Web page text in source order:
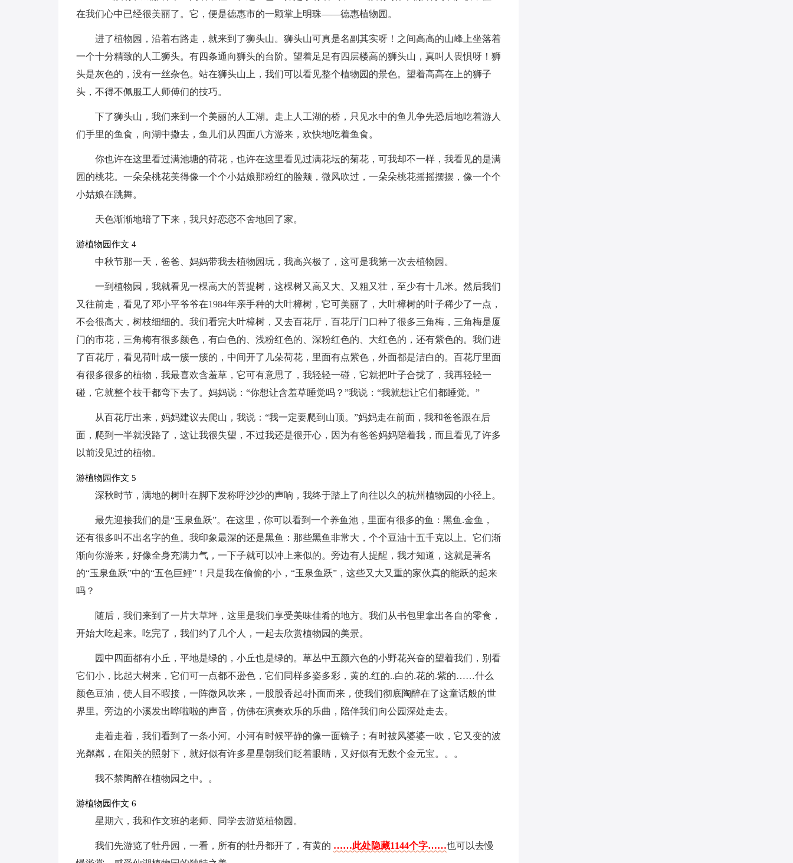
在我们心中已经很美丽了。它，便是德惠市的一颗掌上明珠——德惠植物园。
进了植物园，沿着右路走，就来到了狮头山。狮头山可真是名副其实呀！之间高高的山峰上坐落着
一个十分精致的人工狮头。有四条通向狮头的台阶。望着足足有四层楼高的狮头山，真叫人畏惧呀！狮
头是灰色的，没有一丝杂色。站在狮头山上，我们可以看见整个植物园的景色。望着高高在上的狮子
头，不得不佩服工人师傅们的技巧。
下了狮头山，我们来到一个美丽的人工湖。走上人工湖的桥，只见水中的鱼儿争先恐后地吃着游人
们手里的鱼食，向湖中撒去，鱼儿们从四面八方游来，欢快地吃着鱼食。
你也许在这里看过满池塘的荷花，也许在这里看见过满花坛的菊花，可我却不一样，我看见的是满
园的桃花。一朵朵桃花美得像一个个小姑娘那粉红的脸颊，微风吹过，一朵朵桃花摇摇摆摆，像一个个
小姑娘在跳舞。
天色渐渐地暗了下来，我只好恋恋不舍地回了家。
游植物园作文 4
中秋节那一天，爸爸、妈妈带我去植物园玩，我高兴极了，这可是我第一次去植物园。
一到植物园，我就看见一棵高大的菩提树，这棵树又高又大、又粗又壮，至少有十几米。然后我们
又往前走，看见了邓小平爷爷在1984年亲手种的大叶樟树，它可美丽了，大叶樟树的叶子稀少了一点，
不会很高大，树枝细细的。我们看完大叶樟树，又去百花厅，百花厅门口种了很多三角梅，三角梅是厦
门的市花，三角梅有很多颜色，有白色的、浅粉红色的、深粉红色的、大红色的，还有紫色的。我们进
了百花厅，看见荷叶成一簇一簇的，中间开了几朵荷花，里面有点紫色，外面都是洁白的。百花厅里面
有很多很多的植物，我最喜欢含羞草，它可有意思了，我轻轻一碰，它就把叶子合拢了，我再轻轻一
碰，它就整个枝干都弯下去了。妈妈说：“你想让含羞草睡觉吗？”我说：“我就想让它们都睡觉。”
从百花厅出来，妈妈建议去爬山，我说：“我一定要爬到山顶。”妈妈走在前面，我和爸爸跟在后
面，爬到一半就没路了，这让我很失望，不过我还是很开心，因为有爸爸妈妈陪着我，而且看见了许多
以前没见过的植物。
游植物园作文 5
深秋时节，满地的树叶在脚下发称呼沙沙的声响，我终于踏上了向往以久的杭州植物园的小径上。
最先迎接我们的是“玉泉鱼跃”。在这里，你可以看到一个养鱼池，里面有很多的鱼：黑鱼.金鱼，
还有很多叫不出名字的鱼。我印象最深的还是黑鱼：那些黑鱼非常大，个个豆油十五千克以上。它们渐
渐向你游来，好像全身充满力气，一下子就可以冲上来似的。旁边有人提醒，我才知道，这就是著名
的“玉泉鱼跃”中的“五色巨鲤”！只是我在偷偷的小，“玉泉鱼跃”，这些又大又重的家伙真的能跃的起来
吗？
随后，我们来到了一片大草坪，这里是我们享受美味佳肴的地方。我们从书包里拿出各自的零食，
开始大吃起来。吃完了，我们约了几个人，一起去欣赏植物园的美景。
园中四面都有小丘，平地是绿的，小丘也是绿的。草丛中五颜六色的小野花兴奋的望着我们，别看
它们小，比起大树来，它们可一点都不逊色，它们同样多姿多彩，黄的.红的..白的.花的.紫的……什么
颜色豆油，使人目不暇接，一阵微风吹来，一股股香起4扑面而来，使我们彻底陶醉在了这童话般的世
界里。旁边的小溪发出哗啦啦的声音，仿佛在演奏欢乐的乐曲，陪伴我们向公园深处走去。
走着走着，我们看到了一条小河。小河有时候平静的像一面镜子；有时被风婆婆一吹，它又变的波
光粼粼，在阳关的照射下，就好似有许多星星朝我们眨着眼睛，又好似有无数个金元宝。。。
我不禁陶醉在植物园之中。。
游植物园作文 6
星期六，我和作文班的老师、同学去游览植物园。
我们先游览了牡丹园，一看，所有的牡丹都开了，有黄的 ……此处隐藏1144个字……也可以去慢